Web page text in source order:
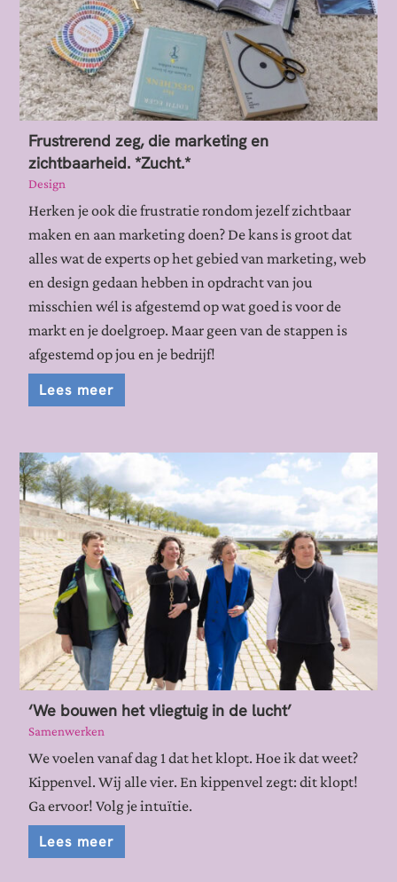
Frustrerend zeg, die marketing en
zichtbaarheid. *Zucht.*
Design
Herken je ook die frustratie rondom jezelf zichtbaar
maken en aan marketing doen? De kans is groot dat
alles wat de experts op het gebied van marketing, web
en design gedaan hebben in opdracht van jou
misschien wél is afgestemd op wat goed is voor de
markt en je doelgroep. Maar geen van de stappen is
afgestemd op jou en je bedrijf!
Lees meer
‘We bouwen het vliegtuig in de lucht’
Samenwerken
We voelen vanaf dag 1 dat het klopt. Hoe ik dat weet?
Kippenvel. Wij alle vier. En kippenvel zegt: dit klopt!
Ga ervoor! Volg je intuïtie.
Lees meer